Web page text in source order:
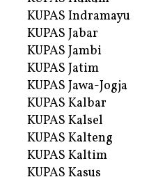
KUPAS Indramayu
KUPAS Jabar
KUPAS Jambi
KUPAS Jatim
KUPAS Jawa-Jogja
KUPAS Kalbar
KUPAS Kalsel
KUPAS Kalteng
KUPAS Kaltim
KUPAS Kasus